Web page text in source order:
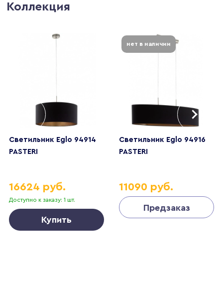
Коллекция
Светильник Eglo 94914
PASTERI
Доступно к заказу: 1 шт.
16624 руб.
Купить
Светильник Eglo 94916
PASTERI
нет в наличии
11090 руб.
Предзаказ